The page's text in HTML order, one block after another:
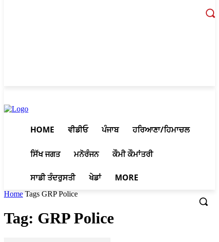
HOME ਵੀਡੀਓ ਪੰਜਾਬ ਹਰਿਆਣਾ/ਹਿਮਾਚਲ
ਸਿੱਖ ਜਗਤ ਮਨੋਰੰਜਨ ਕੌਮੀ ਕੌਮਾਂਤਰੀ
ਸਾਡੀ ਤੰਦਰੁਸਤੀ ਖੇਡਾਂ MORE
Home Tags GRP Police
Tag: GRP Police